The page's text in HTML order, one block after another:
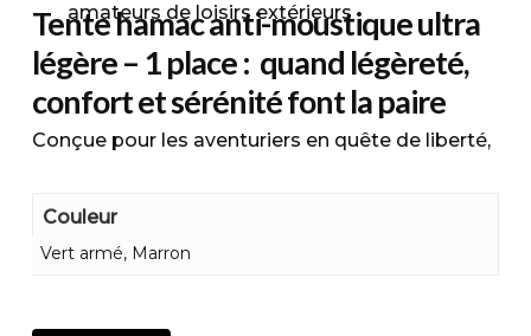
amateurs de loisirs extérieurs
Tente hamac anti-moustique ultra
légère – 1 place : quand légèreté,
confort et sérénité font la paire
Conçue pour les aventuriers en quête de liberté,
nature en toute tranquillité. Ici, son poids de
seulement 3 kg sur la balance lui permet de
Couleur
Vert armé, Marron